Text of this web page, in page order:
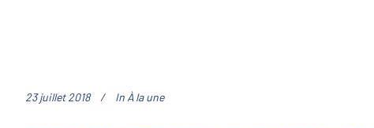
23 juillet 2018 In À la une